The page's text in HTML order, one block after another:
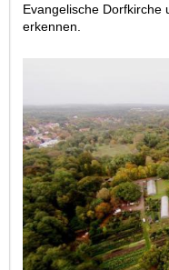
Evangelische Dorfkirche
erkennen.